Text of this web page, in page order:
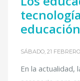
SÁBADO, 21
En la actualidad,